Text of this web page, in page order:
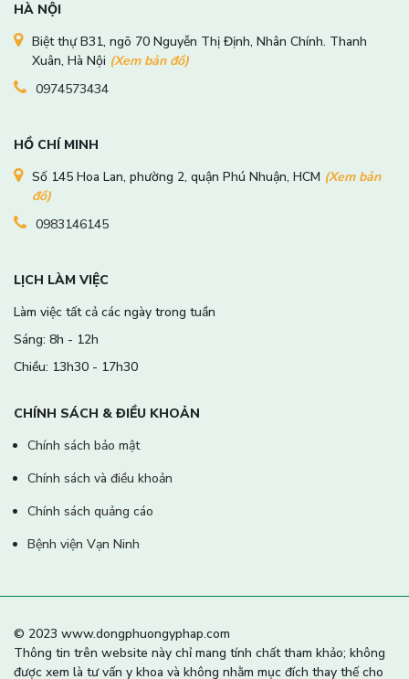
HÀ NỘI
Biệt thự B31, ngõ 70 Nguyễn Thị Định, Nhân Chính. Thanh
Xuân, Hà Nội (Xem bản đồ)
0974573434
HỒ CHÍ MINH
Số 145 Hoa Lan, phường 2, quận Phú Nhuận, HCM (Xem bản
đồ)
0983146145
LỊCH LÀM VIỆC
Làm việc tất cả các ngày trong tuần
Sáng: 8h - 12h
Chiều: 13h30 - 17h30
CHÍNH SÁCH & ĐIỀU KHOẢN
Chính sách bảo mật
Chính sách và điều khoản
Chính sách quảng cáo
Bệnh viện Vạn Ninh
© 2023 www.dongphuongyphap.com
Thông tin trên website này chỉ mang tính chất tham khảo; không
được xem là tư vấn y khoa và không nhằm mục đích thay thế cho